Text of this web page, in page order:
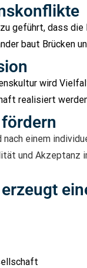
geführt, dass
baut Brücken
wird
realisiert
einem
und Akzeptanz